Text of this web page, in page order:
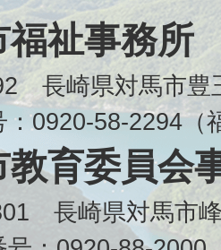
福祉事務所
長崎県対馬市
：0920-58-2294（
教育委員会
長崎県対馬市